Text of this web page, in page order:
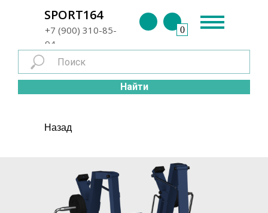
+7 (900) 310-85-
94
SPORT164
0
Найти
Назад